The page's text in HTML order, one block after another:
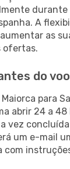
durante
A
as
ofertas.
do voo
para
abrir 24 a 48
vez
um e-mail
com